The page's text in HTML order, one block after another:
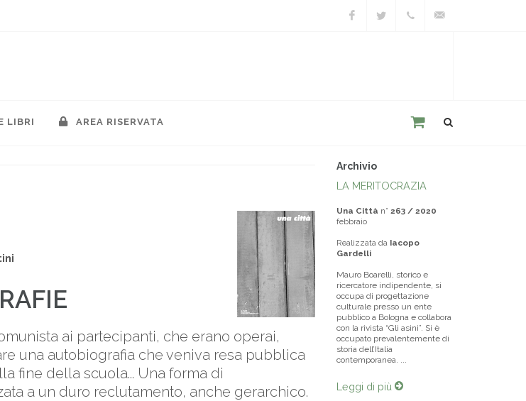
LIBRI AREA RISERVATA
ai partecipanti, che erano operai,
una autobiografia che veniva resa pubblica
fine della scuola... Una forma di
a un duro reclutamento, anche gerarchico.
Archivio
LA MERITOCRAZIA
Una Città n° 263 / 2020
febbraio
Realizzata da Iacopo
Gardelli
Mauro Boarelli, storico e
ricercatore indipendente, si
occupa di progettazione
culturale presso un ente
pubblico a Bologna e collabora
con la rivista “Gli asini”. Si è
occupato prevalentemente di
storia dell’Italia
contemporanea. ...
Leggi di più